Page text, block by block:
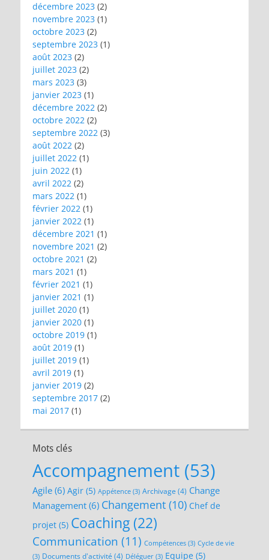
décembre 2023 (2)
novembre 2023 (1)
octobre 2023 (2)
septembre 2023 (1)
août 2023 (2)
juillet 2023 (2)
mars 2023 (3)
janvier 2023 (1)
décembre 2022 (2)
octobre 2022 (2)
septembre 2022 (3)
août 2022 (2)
juillet 2022 (1)
juin 2022 (1)
avril 2022 (2)
mars 2022 (1)
février 2022 (1)
janvier 2022 (1)
décembre 2021 (1)
novembre 2021 (2)
octobre 2021 (2)
mars 2021 (1)
février 2021 (1)
janvier 2021 (1)
juillet 2020 (1)
janvier 2020 (1)
octobre 2019 (1)
août 2019 (1)
juillet 2019 (1)
avril 2019 (1)
janvier 2019 (2)
septembre 2017 (2)
mai 2017 (1)
Mots clés
Accompagnement (53)
Agile (6) Agir (5) Appétence (3) Archivage (4) Change
Management (6) Changement (10) Chef de
projet (5) Coaching (22)
Communication (11) Compétences (3) Cycle de vie
(3) Documents d'activité (4) Déléguer (3) Equipe (5)